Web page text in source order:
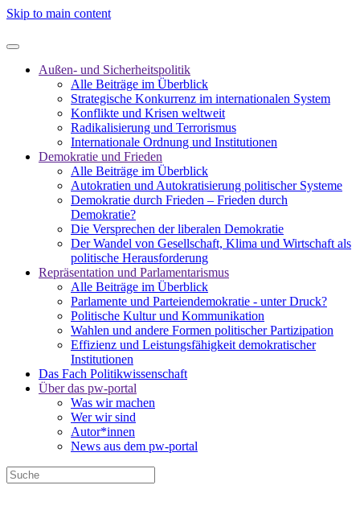
Skip to main content
Außen- und Sicherheitspolitik
Alle Beiträge im Überblick
Strategische Konkurrenz im internationalen System
Konflikte und Krisen weltweit
Radikalisierung und Terrorismus
Internationale Ordnung und Institutionen
Demokratie und Frieden
Alle Beiträge im Überblick
Autokratien und Autokratisierung politischer Systeme
Demokratie durch Frieden – Frieden durch
Demokratie?
Die Versprechen der liberalen Demokratie
Der Wandel von Gesellschaft, Klima und Wirtschaft als
politische Herausforderung
Repräsentation und Parlamentarismus
Alle Beiträge im Überblick
Parlamente und Parteiendemokratie - unter Druck?
Politische Kultur und Kommunikation
Wahlen und andere Formen politischer Partizipation
Effizienz und Leistungsfähigkeit demokratischer
Institutionen
Das Fach Politikwissenschaft
Über das pw-portal
Was wir machen
Wer wir sind
Autor*innen
News aus dem pw-portal